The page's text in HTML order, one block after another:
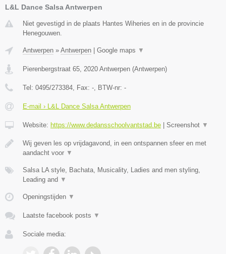
L&L Dance Salsa Antwerpen
Niet gevestigd in de plaats Hantes Wiheries en in de provincie
Henegouwen.
Antwerpen » Antwerpen | Google maps ▼
Pierenbergstraat 65 2020 Antwerpen (Antwerpen)
Tel: 0495/273384 , Fax: - , BTW-nr: -
E-mail › L&L Dance Salsa Antwerpen
Website: https://www.dedansschoolvantstad.be | Screenshot ▼
Wij geven les op vrijdagavond, in een ontspannen sfeer en met
aandacht voor ▼
Salsa LA style, Bachata, Musicality, Ladies and men styling,
Leading and ▼
Openingstijden ▼
Laatste facebook posts ▼
Sociale media: